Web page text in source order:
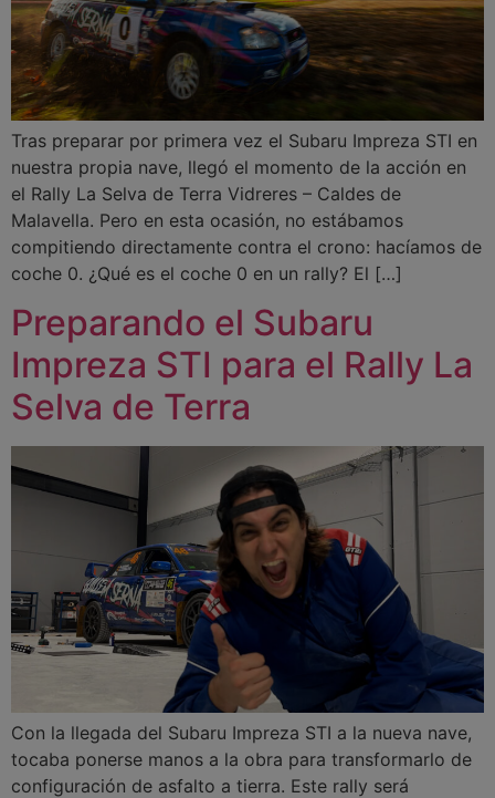
Tras preparar por primera vez el Subaru Impreza STI en
nuestra propia nave, llegó el momento de la acción en
el Rally La Selva de Terra Vidreres – Caldes de
Malavella. Pero en esta ocasión, no estábamos
compitiendo directamente contra el crono: hacíamos de
coche 0. ¿Qué es el coche 0 en un rally? El […]
Preparando el Subaru
Impreza STI para el Rally La
Selva de Terra
Con la llegada del Subaru Impreza STI a la nueva nave,
tocaba ponerse manos a la obra para transformarlo de
configuración de asfalto a tierra. Este rally será